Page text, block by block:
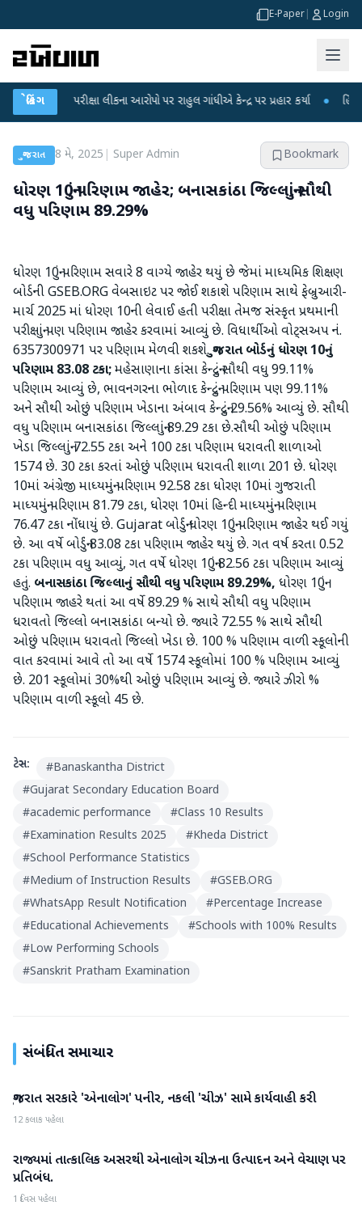
E-Paper Login
બ્રેકિંગ
NET પરીક્ષા લીકના આરોપો પર રાહુલ ગાંધીએ કેન્દ્ર પર પ્રહાર કર્યા ● હિંમતનગરમાં
ગુજરાત 8 મે, 2025 Super Admin Bookmark
ધોરણ 10નું પરિણામ જાહેર; બનાસકાંઠા જિલ્લાનું સૌથી
વધુ પરિણામ 89.29%
ધોરણ 10નું પરિણામ સવારે 8 વાગ્યે જાહેર થયું છે જેમાં માધ્યમિક શિક્ષણ
બોર્ડની GSEB.ORG વેબસાઇટ પર જોઈ શકાશે પરિણામ સાથે ફેબ્રુઆરી-
માર્ચ 2025 માં ધોરણ 10ની લેવાઈ હતી પરીક્ષા તેમજ સંસ્કૃત પ્રથમાની
પરીક્ષાનું પણ પરિણામ જાહેર કરવામાં આવ્યું છે. વિધાર્થીઓ વોટ્સઅપ નં.
6357300971 પર પરિણામ મેળવી શકશે.ગુજરાત બોર્ડનું ધોરણ 10નું
પરિણામ 83.08 ટકા;મહેસાણાના કાંસા કેન્દ્રનું સૌથી વધુ 99.11%
પરિણામ આવ્યું છે, ભાવનગરના ભોળાદ કેન્દ્રનું પરિણામ પણ 99.11%
અને સૌથી ઓછું પરિણામ ખેડાના અંબાવ કેન્દ્રનું 29.56% આવ્યું છે. સૌથી
વધુ પરિણામ બનાસકાંઠા જિલ્લાનું 89.29 ટકા છે.સૌથી ઓછું પરિણામ
ખેડા જિલ્લાનું 72.55 ટકા અને 100 ટકા પરિણામ ધરાવતી શાળાઓ
1574 છે. 30 ટકા કરતાં ઓછું પરિણામ ધરાવતી શાળા 201 છે. ધોરણ
10માં અંગ્રેજી માધ્યમનું પરિણામ 92.58 ટકા ધોરણ 10માં ગુજરાતી
માધ્યમનું પરિણામ 81.79 ટકા, ધોરણ 10માં હિન્દી માધ્યમનું પરિણામ
76.47 ટકા નોંધાયું છે. Gujarat બોર્ડનું ધોરણ 10નું પરિણામ જાહેર થઈ ગયું
છે. આ વર્ષે બોર્ડનું 83.08 ટકા પરિણામ જાહેર થયું છે. ગત વર્ષ કરતા 0.52
ટકા પરિણામ વધુ આવ્યું, ગત વર્ષે ધોરણ 10નું 82.56 ટકા પરિણામ આવ્યું
હતું. બનાસકાંઠા જિલ્લાનું સૌથી વધુ પરિણામ 89.29%, ધોરણ 10નું
પરિણામ જાહરે થતાં આ વર્ષે 89.29 % સાથે સૌથી વધુ પરિણામ
ધરાવતો જિલ્લો બનાસકાંઠા બન્યો છે. જ્યારે 72.55 % સાથે સૌથી
ઓછું પરિણામ ધરાવતો જિલ્લો ખેડા છે. 100 % પરિણામ વાળી સ્કૂલોની
વાત કરવામાં આવે તો આ વર્ષે 1574 સ્કૂલોમાં 100 % પરિણામ આવ્યું
છે. 201 સ્કૂલોમાં 30%થી ઓછું પરિણામ આવ્યું છે. જ્યારે ઝીરો %
પરિણામ વાળી સ્કૂલો 45 છે.
ટેગ્સ: #Banaskantha District
#Gujarat Secondary Education Board
#academic performance #Class 10 Results
#Examination Results 2025 #Kheda District
#School Performance Statistics
#Medium of Instruction Results #GSEB.ORG
#WhatsApp Result Notification #Percentage Increase
#Educational Achievements #Schools with 100% Results
#Low Performing Schools
#Sanskrit Pratham Examination
સંબંધિત સમાચાર
ગુજરાત ગુજરાત સરકારે 'એનાલોગ' પનીર, નકલી 'ચીઝ' સામે કાર્યવાહી કરી
12 કલાક પહેલા
ગુજરાત
રાજ્યમાં તાત્કાલિક અસરથી એનાલોગ ચીઝના ઉત્પાદન અને વેચાણ પર
પ્રતિબંધ.
1 દિવસ પહેલા